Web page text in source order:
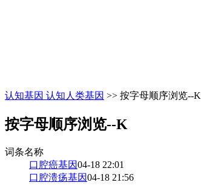
认知基因 认知人类基因 >> 按字母顺序浏览--K
按字母顺序浏览--K
词条名称
口腔癌基因04-18 22:01
口腔溃疡基因04-18 21:56